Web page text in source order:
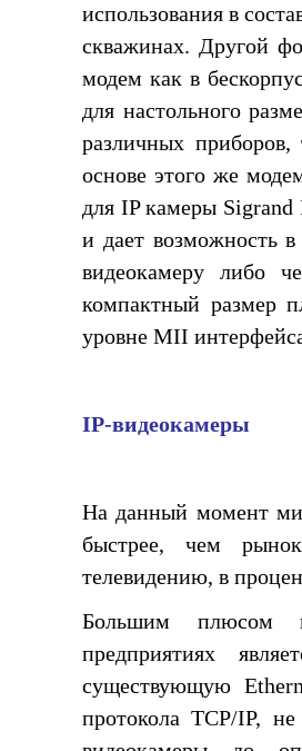
использования в
скважинах. Другой
модем как в
для настольного
различных
основе этого же
для IP камеры
и дает возможность
видеокамеру либо
компактный размер
уровне MII
IP-видеокамеры
На данный момент
быстрее, чем
телевидению, в
Большим плюсом
предприятиях
существующую
протокола TCP/IP,